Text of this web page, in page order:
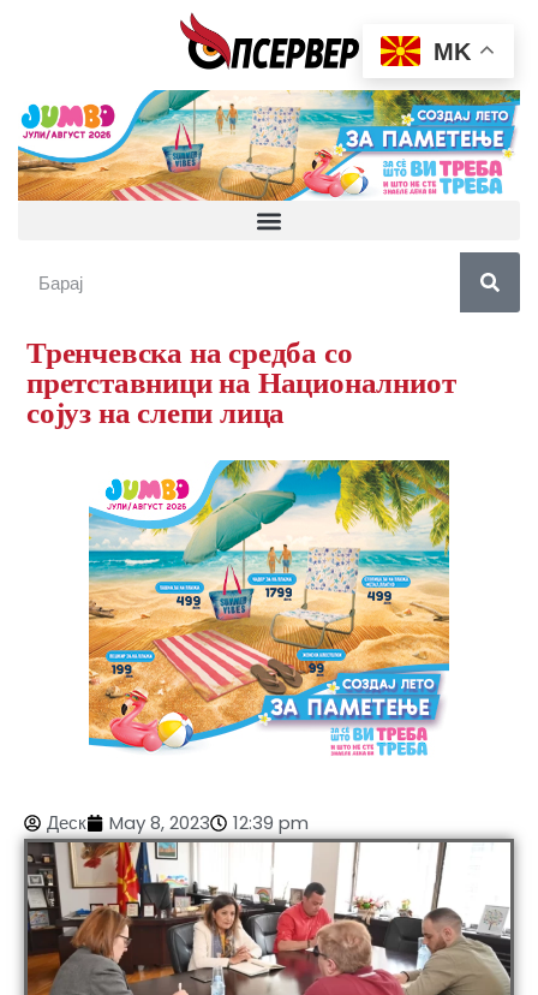
Тренчевска на средба со
претставници на Националниот
сојуз на слепи лица
Деск May 8, 2023 12:39 pm
MK